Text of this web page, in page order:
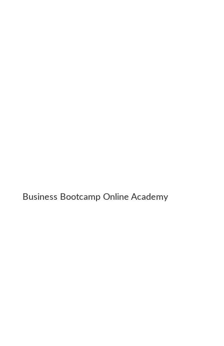
Business Bootcamp Online Academy